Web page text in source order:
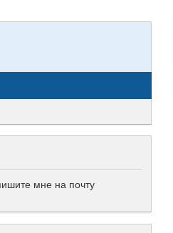
мне на почту